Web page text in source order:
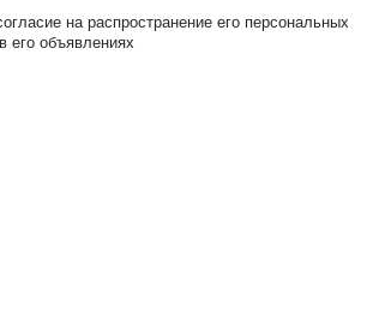
на распространение его персональных
его объявлениях